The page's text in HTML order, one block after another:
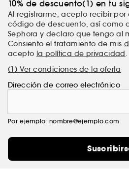
10% de descuento(1) en tu
Al registrarme, acepto recibir
código de descuento, así como
Sephora y declaro que tengo al
Consiento el tratamiento de mis
acepto la política de privacidad.
(1) Ver condiciones de la oferta
Dirección de correo electrónico
Por ejemplo: nombre@ejemplo.com